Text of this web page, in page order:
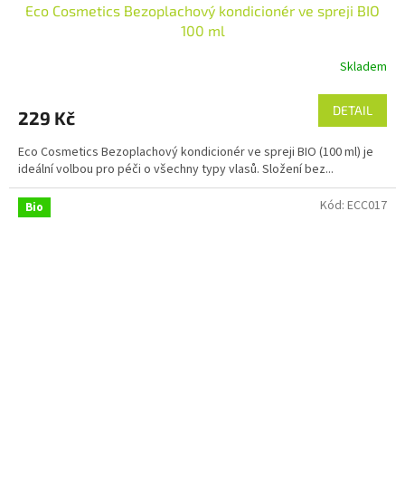
Eco Cosmetics Bezoplachový kondicionér ve spreji BIO
100 ml
je
z
5
hvězdiček.
Skladem
229 Kč DETAIL
Eco Cosmetics Bezoplachový kondicionér ve spreji BIO (100 ml) je
ideální volbou pro péči o všechny typy vlasů. Složení bez...
Bio Kód: ECC017